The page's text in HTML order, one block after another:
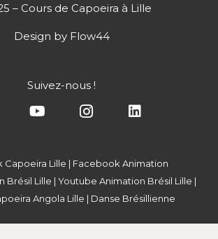
– Cours de Capoeira à Lille
Design by Flow44
Suivez-nous !
Capoeira Lille | Facebook Animation
Brésil Lille | Youtube Animation Brésil Lille |
Angola Lille | Danse Brésillienne